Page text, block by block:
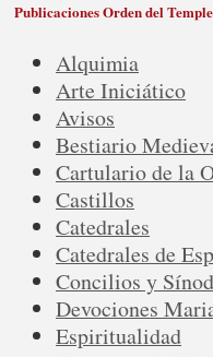
Publicaciones Orden del Temple
Alquimia
Arte Iniciático
Avisos
Bestiario
Cartulario de la
Castillos
Catedrales
Catedrales de
Concilios y
Devociones
Espiritualidad